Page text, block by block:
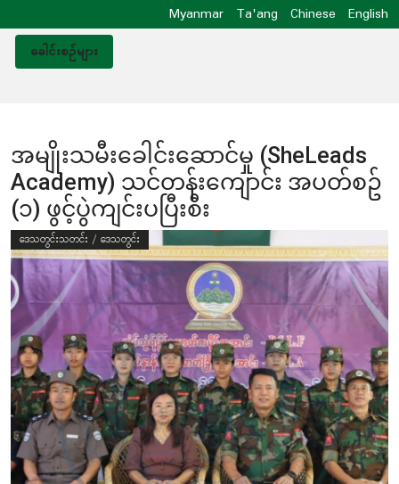
Myanmar Ta'ang Chinese
English
ခေါင်းစဥ်များ
အမျိုးသမီးခေါင်းဆောင်မှု (SheLeads
Academy) သင်တန်းကျောင်း အပတ်စဥ်
(၁) ဖွင့်ပွဲကျင်းပပြီးစီး
ဒေသတွင်းသတင်း / ဒေသတွင်း